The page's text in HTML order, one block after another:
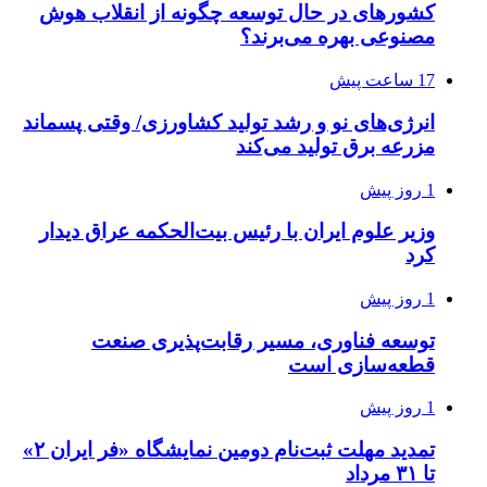
کشورهای در حال توسعه چگونه از انقلاب هوش
مصنوعی بهره می‌برند؟
17 ساعت پیش
انرژی‌های نو و رشد تولید کشاورزی/ وقتی پسماند
مزرعه‌ برق تولید می‌کند
1 روز پیش
وزیر علوم ایران با رئیس بیت‌الحکمه عراق دیدار
کرد
1 روز پیش
توسعه فناوری، مسیر رقابت‌پذیری صنعت
قطعه‌سازی است
1 روز پیش
تمدید مهلت ثبت‌نام دومین نمایشگاه «فر ایران ۲»
تا ۳۱ مرداد